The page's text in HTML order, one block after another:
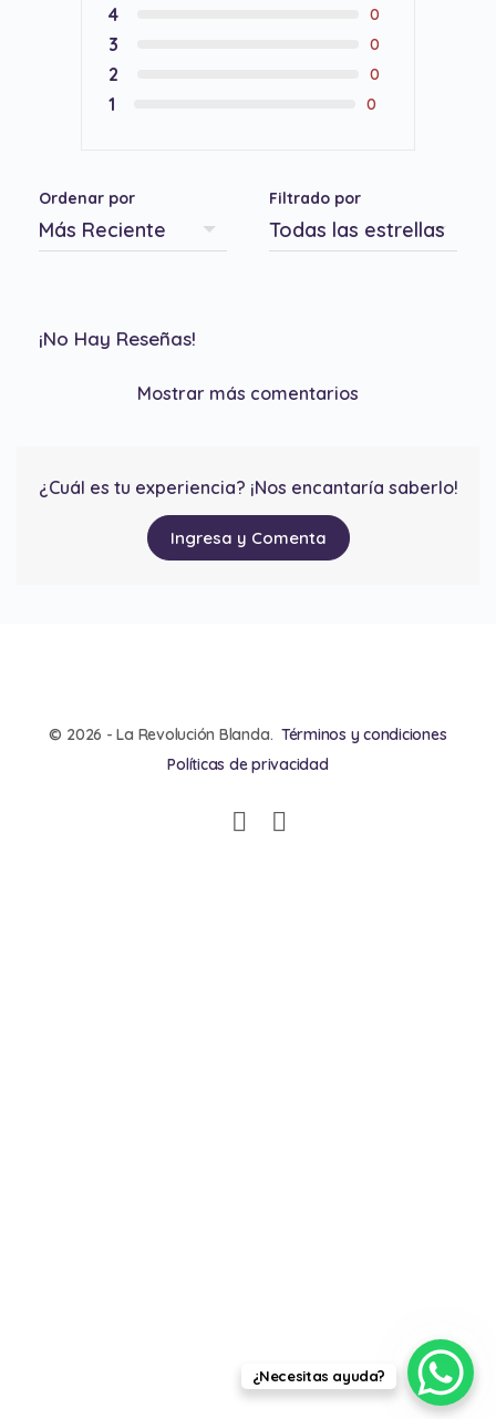
4 0
3 0
2 0
1 0
Ordenar por Filtrado por
¡No Hay Reseñas!
Mostrar más comentarios
¿Cuál es tu experiencia? ¡Nos encantaría saberlo!
Ingresa y Comenta
© 2026 - La Revolución Blanda. Términos y condiciones
Políticas de privacidad
¿Necesitas ayuda?